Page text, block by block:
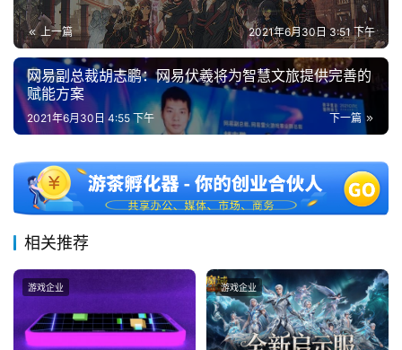
2
0
2
5
第
十
三
届
奖
7
上一篇 2021年6月30日 3:51 下午
网易副总裁胡志鹏：网易伏羲将为智慧文旅提供完善的
赋能方案
下一篇
2021年6月30日 4:55 下午
相关推荐
游戏企业 游戏企业